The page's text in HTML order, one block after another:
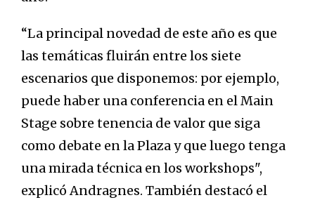
“La principal novedad de este año es que
las temáticas fluirán entre los siete
escenarios que disponemos: por ejemplo,
puede haber una conferencia en el Main
Stage sobre tenencia de valor que siga
como debate en la Plaza y que luego tenga
una mirada técnica en los workshops",
explicó Andragnes. También destacó el